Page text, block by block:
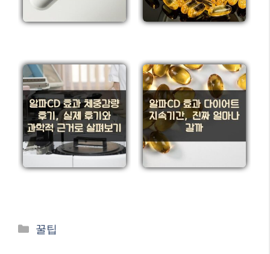
카
꿀팁